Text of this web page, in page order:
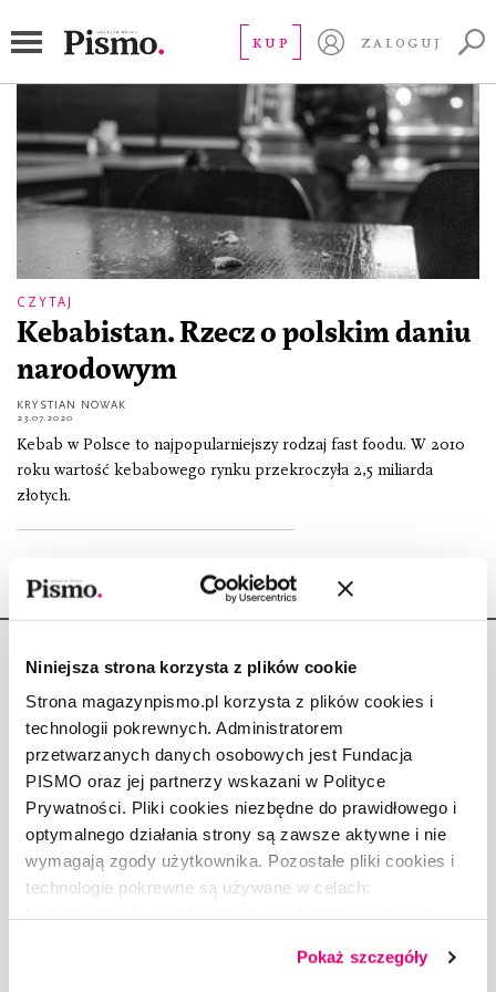
Niniejsza strona korzysta z plików cookie
Strona magazynpismo.pl korzysta z plików cookies i
technologii pokrewnych. Administratorem
przetwarzanych danych osobowych jest Fundacja
PISMO oraz jej partnerzy wskazani w Polityce
Prywatności. Pliki cookies niezbędne do prawidłowego i
optymalnego działania strony są zawsze aktywne i nie
wymagają zgody użytkownika. Pozostałe pliki cookies i
technologie pokrewne są używane w celach:
dobrowolną zgodę na pliki cookies i technologie
Pokaż szczegóły
KUP ZALOGUJ
CZYTAJ
Kebabistan. Rzecz o polskim daniu
narodowym
KRYSTIAN NOWAK
23.07.2020
Kebab w Polsce to najpopularniejszy rodzaj fast foodu. W 2010
roku wartość kebabowego rynku przekroczyła 2,5 miliarda
złotych.
Copyright © Fundacja Pismo
O „PIŚMIE”